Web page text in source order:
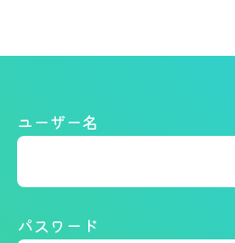
ユーザー名
パスワード